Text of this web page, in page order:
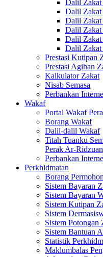
Dalil Zakat
Dalil Zakat
Dalil Zakat
Dalil Zakat
Dalil Zakat
Dalil Zakat
Prestasi Kutipan
Prestasi Agihan
Kalkulator Zakat
Nisab Semasa
Perbankan
Wakaf
Portal Wakaf
Borang Wakaf
Dalil-dalil Wakaf
Titah Tuanku
Perak Ar-Ridzuan
Perbankan
Perkhidmatan
Borang
Sistem Bayaran
Sistem Bayaran
Sistem Kutipan
Sistem
Sistem Potongan
Sistem Bantuan
Statistik
Maklumbalas